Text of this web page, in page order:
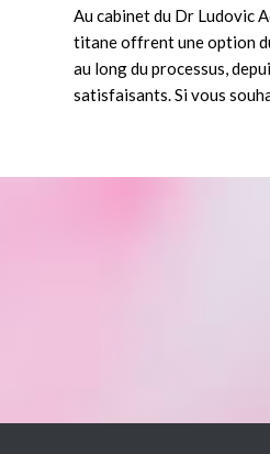
Au cabinet du Dr Ludovic
titane offrent une option
au long du processus,
satisfaisants. Si vous